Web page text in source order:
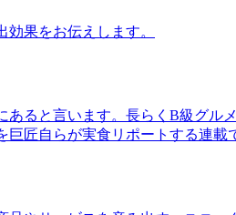
果をお伝えします。
ると言います。長らくB級グ
匠自らが実食リポートする連載